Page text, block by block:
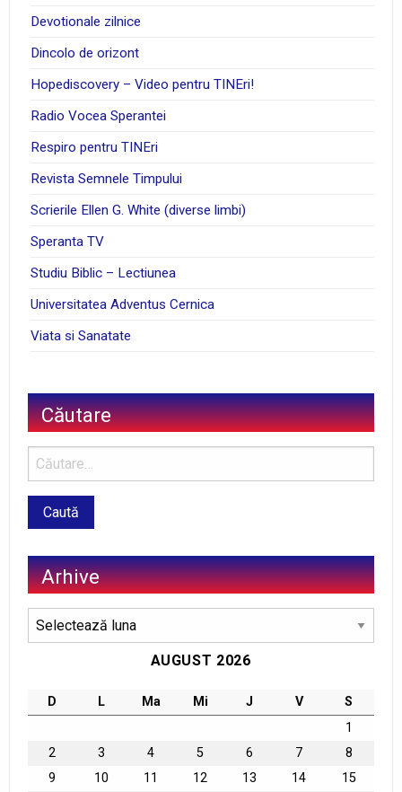
Devotionale zilnice
Dincolo de orizont
Hopediscovery – Video pentru TINEri!
Radio Vocea Sperantei
Respiro pentru TINEri
Revista Semnele Timpului
Scrierile Ellen G. White (diverse limbi)
Speranta TV
Studiu Biblic – Lectiunea
Universitatea Adventus Cernica
Viata si Sanatate
Căutare
Arhive
Arhive
AUGUST 2026
D L Ma Mi J V
S
1
2
3 4 5 6 7
8
9
10 11 12 13 14
15